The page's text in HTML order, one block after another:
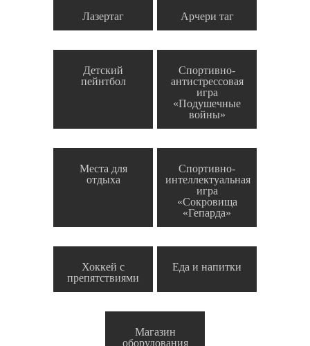
Лазертаг Арчери таг
Детский
пейнтбол
Спортивно-
антистрессовая
игра
«Подушечные
войны»
Места для
отдыха
Спортивно-
интеллектуальная
игра
«Сокровища
«Гепарда»
Хоккей с
препятствиями
Еда и напитки
Магазин
оборудования